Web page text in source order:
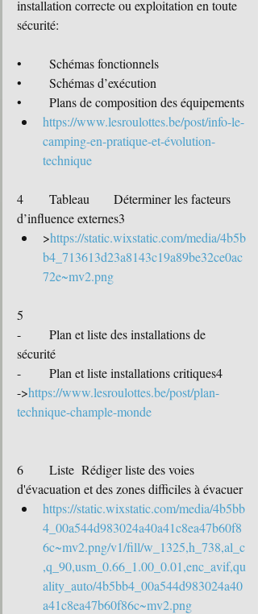
installation correcte ou exploitation en toute
sécurité:
•	Schémas fonctionnels
•	Schémas d’exécution
•	Plans de composition des équipements
https://www.lesroulottes.be/post/info-le-
camping-en-pratique-et-évolution-
technique
4	Tableau	Déterminer les facteurs
d’influence externes3
>https://static.wixstatic.com/media/4b5b
b4_713613d23a8143c19a89be32ce0ac
72e~mv2.png
-	Plan et liste des installations de
sécurité
-	Plan et liste installations critiques4
->https://www.lesroulottes.be/post/plan-
technique-chample-monde
6	Liste	Rédiger liste des voies
d'évacuation et des zones difficiles à évacuer
https://static.wixstatic.com/media/4b5bb
4_00a544d983024a40a41c8ea47b60f8
6c~mv2.png/v1/fill/w_1325,h_738,al_c
,q_90,usm_0.66_1.00_0.01,enc_avif,qu
ality_auto/4b5bb4_00a544d983024a40
a41c8ea47b60f86c~mv2.png